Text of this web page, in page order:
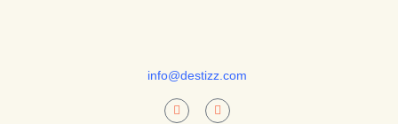
info@destizz.com